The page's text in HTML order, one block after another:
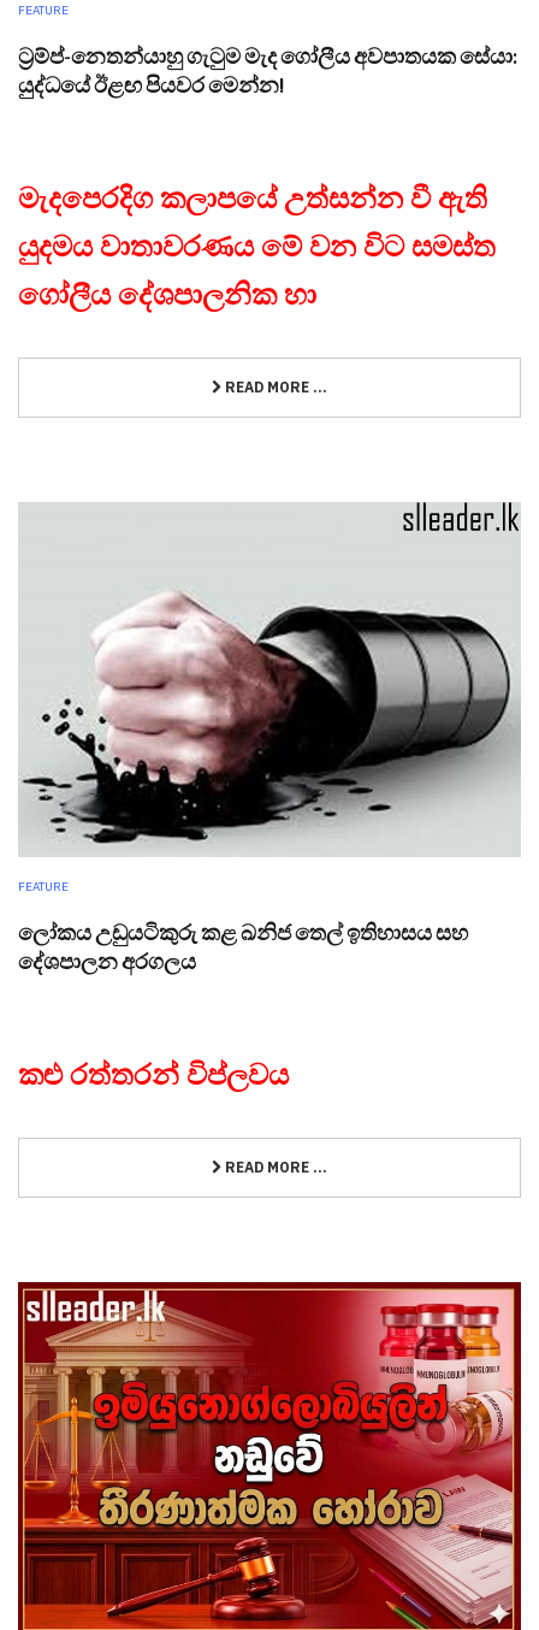
FEATURE
ට්‍රම්ප්-නෙතන්යාහු ගැටුම මැද ගෝලීය අවපාතයක සේයා:
යුද්ධයේ ඊළඟ පියවර මෙන්න!
මැදපෙරදිග කලාපයේ උත්සන්න වී ඇති
යුදමය වාතාවරණය මේ වන විට සමස්ත
ගෝලීය දේශපාලනික හා
READ MORE ...
FEATURE
ලෝකය උඩුයටිකුරු කළ ඛනිජ තෙල් ඉතිහාසය සහ
දේශපාලන අරගලය
කළු රත්තරන් විප්ලවය
READ MORE ...